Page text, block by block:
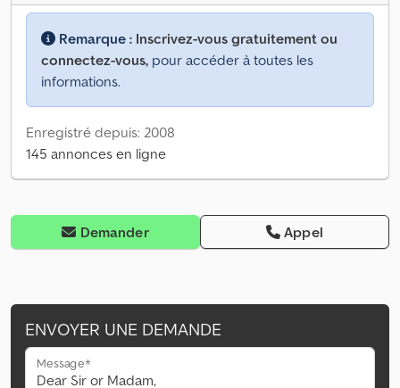
Remarque : Inscrivez-vous gratuitement ou
connectez-vous, pour accéder à toutes les
informations.
Enregistré depuis: 2008
145 annonces en ligne
Demander Appel
ENVOYER UNE DEMANDE
Message*